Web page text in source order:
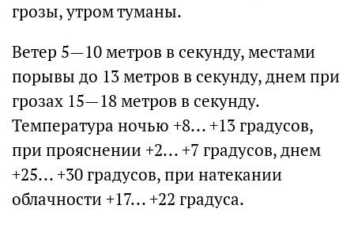
грозы, утром туманы.
Ветер 5—10 метров в секунду, местами
порывы до 13 метров в секунду, днем при
грозах 15—18 метров в секунду.
Температура ночью +8... +13 градусов,
при прояснении +2... +7 градусов, днем
+25... +30 градусов, при натекании
облачности +17... +22 градуса.